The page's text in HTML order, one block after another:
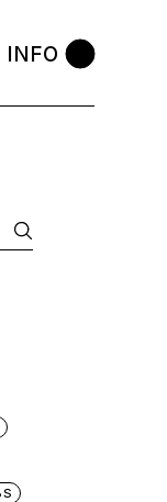
INFO